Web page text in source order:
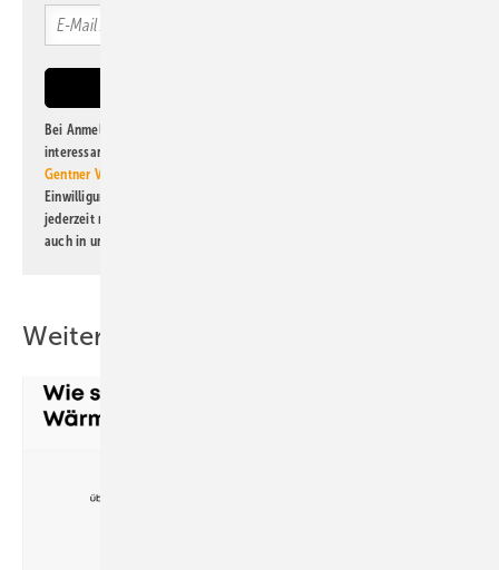
Bei Anmeldung zu diesem Newsletter bin ich damit einverstanden, über
interessante Verlags- und Online-Angebote
Gentner Verlag GmbH & Co. KG
Einwilligung kann ich jederzeit widerrufen und eine Abmeldung ist
jederzeit möglich. Informationen zum Umgang mit Daten finden Sie
auch in unserer
Weitere Inhalte